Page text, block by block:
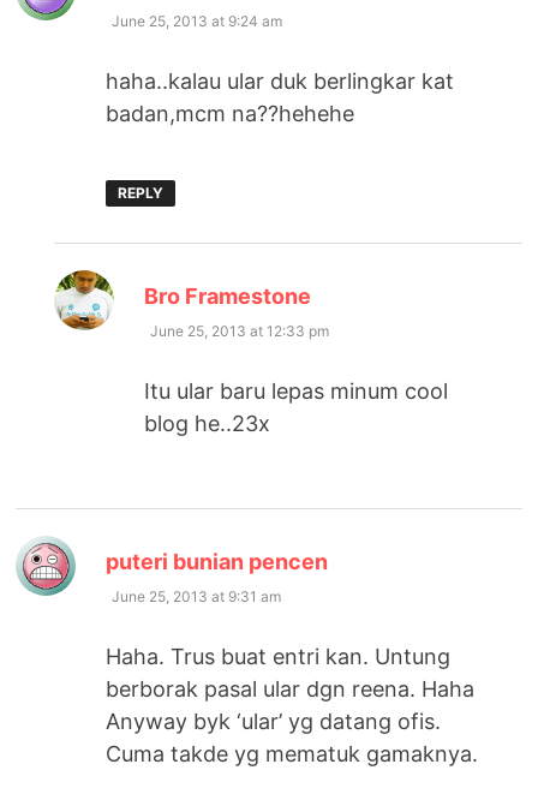
June 25, 2013 at 9:24 am
haha..kalau ular duk berlingkar kat
badan,mcm na??hehehe
REPLY
Bro Framestone
June 25, 2013 at 12:33 pm
Itu ular baru lepas minum cool
blog he..23x
puteri bunian pencen
June 25, 2013 at 9:31 am
Haha. Trus buat entri kan. Untung
berborak pasal ular dgn reena. Haha
Anyway byk ‘ular’ yg datang ofis.
Cuma takde yg mematuk gamaknya.